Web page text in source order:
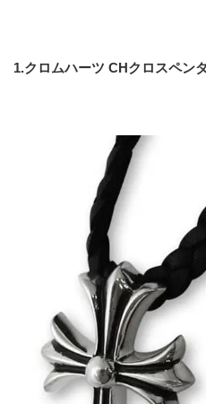
1.クロムハーツ CHクロスペン